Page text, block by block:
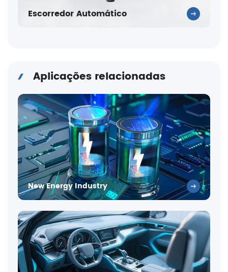
Escorredor Automático
Aplicações relacionadas
New Energy Industry